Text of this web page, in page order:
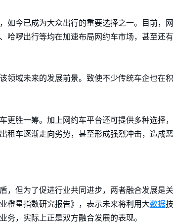
如今已成为大众出行的重要选择之一。目前，
哈啰出行等均在加速布局网约车市场，甚至还
领域未来的发展前景。致使不少传统车企也在
胜一筹。加上网约车平台还可提供多种选择，
车逐渐走向劣势，甚至形成强烈冲击，造成恶
，但为了促进行业共同进步，两者融合发展是
橙星指数研究报告》，表示未来将利用大数据
务，实际上正是双方融合发展的表现。